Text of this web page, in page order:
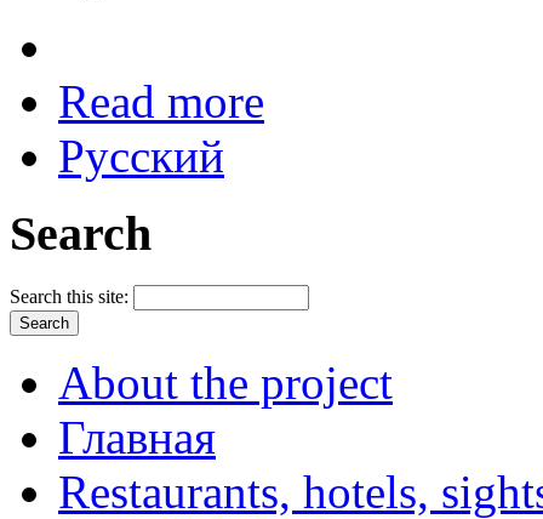
Read more
Русский
Search
Search this site:
About the project
Главная
Restaurants, hotels,